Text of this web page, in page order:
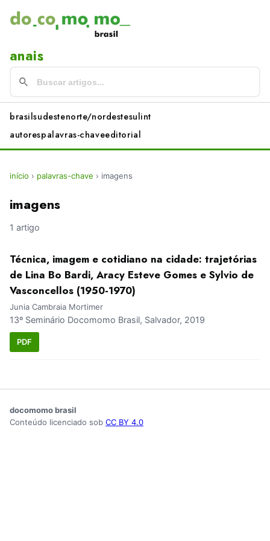
anais
brasilsudestenorte/nordestesulint
autorespalavras-chaveeditorial
início › palavras-chave › imagens
imagens
1 artigo
Técnica, imagem e cotidiano na cidade: trajetórias
de Lina Bo Bardi, Aracy Esteve Gomes e Sylvio de
Vasconcellos (1950-1970)
Junia Cambraia Mortimer
13º Seminário Docomomo Brasil, Salvador, 2019
PDF
docomomo brasil
Conteúdo licenciado sob CC BY 4.0